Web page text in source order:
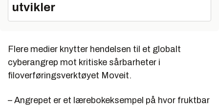
utvikler
Flere medier knytter hendelsen til et globalt
cyberangrep mot kritiske sårbarheter i
filoverføringsverktøyet Moveit.
– Angrepet er et lærebokeksempel på hvor fruktbar